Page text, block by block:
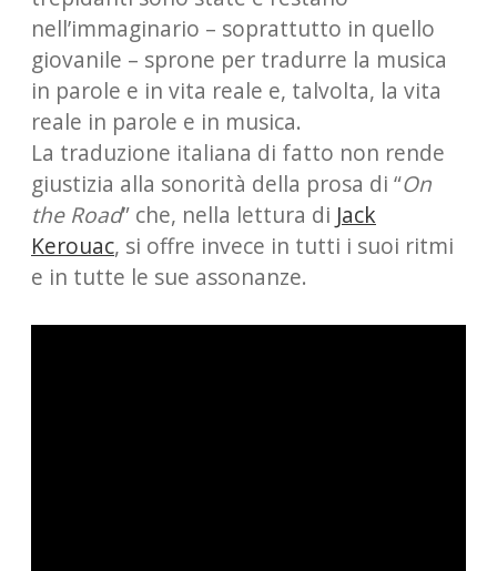
nell’immaginario – soprattutto in quello
giovanile – sprone per tradurre la musica
in parole e in vita reale e, talvolta, la vita
reale in parole e in musica.
La traduzione italiana di fatto non rende
giustizia alla sonorità della prosa di “On
the Road” che, nella lettura di Jack
Kerouac, si offre invece in tutti i suoi ritmi
e in tutte le sue assonanze.